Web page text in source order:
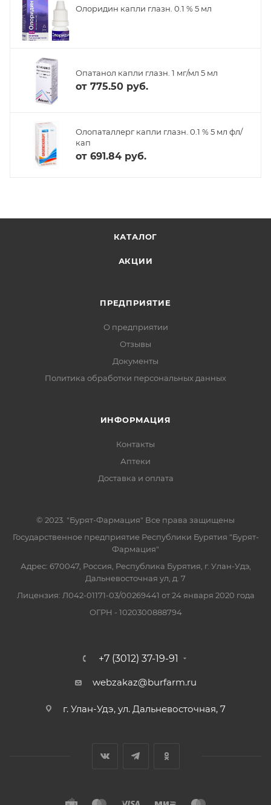
Олоридин капли глазн. 0.1 % 5 мл
Опатанол капли глазн. 1 мг/мл 5 мл
от 775.50 руб.
Олопаталлерг капли глазн. 0.1 % 5 мл фл/
кап
от 691.84 руб.
КАТАЛОГ
АКЦИИ
ПРЕДПРИЯТИЕ
О предприятии
Отзывы
Документы
Политика обработки персональных данных
ИНФОРМАЦИЯ
Контакты
Аптеки
Доставка и оплата
© 2023. "Бурят-Фармация" Все права защищены
Государственное предприятие Республики Бурятия "Бурят-
Фармация"
Адрес: 670047, Россия, Республика Бурятия, г. Улан-Удэ,
Дальневосточная ул, д. 7
Лицензия: Л042-01171-03/00269441 от 24 января 2020 года
ОГРН - 1020300888794
+7 (3012) 37-19-91
webzakaz@burfarm.ru
г. Улан-Удэ, ул. Дальневосточная, 7